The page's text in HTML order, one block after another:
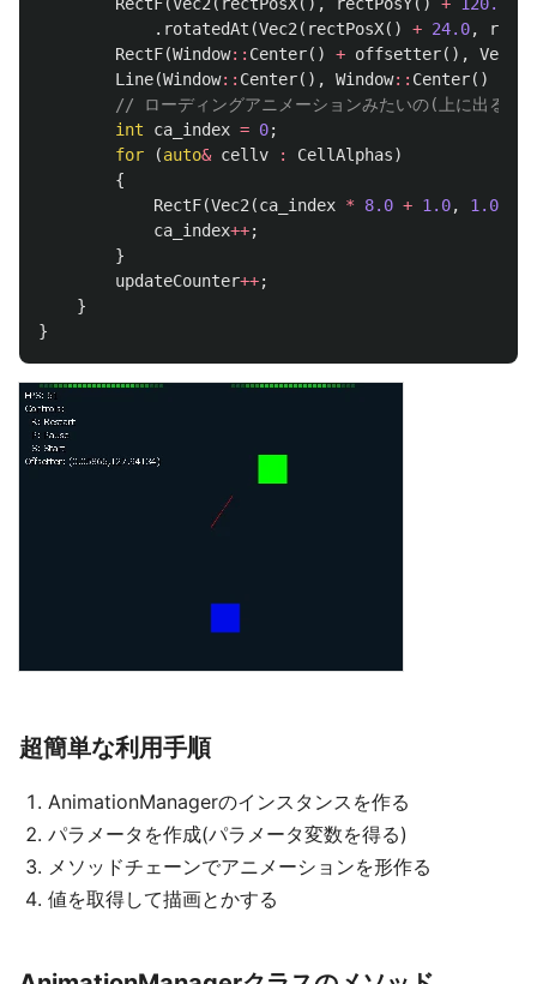
RectF(Vec2( rectPosX(), rectPosY () + 120.0
. rotatedAt (Vec2( rectPosX() + 24.0,
RectF(Window:: Center() + offsetter(), Vec2
Line(Window:: Center(), Window:: Center()
// ローディングアニメーションみたいの(上に出る)
int
ca_index = 0;
for
(auto& cellv : CellAlphas)
{
RectF(Vec2(ca_index * 8.0 + 1.0, 1.0
ca_index++;
}
updateCounter++;
}
}
超簡単な利用手順
AnimationManagerのインスタンスを作る
パラメータを作成(パラメータ変数を得る)
メソッドチェーンでアニメーションを形作る
値を取得して描画とかする